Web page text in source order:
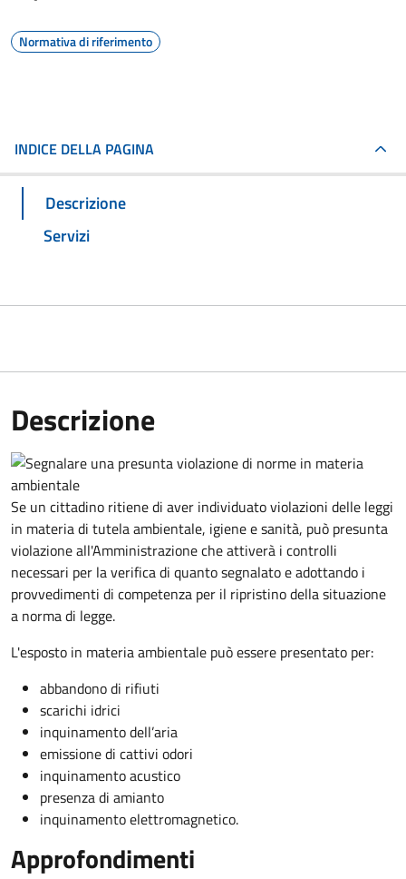
Normativa di riferimento
INDICE DELLA PAGINA
Descrizione
Servizi
Descrizione
Se un cittadino ritiene di aver individuato violazioni delle leggi
in materia di tutela ambientale, igiene e sanità, può presunta
violazione all'Amministrazione che attiverà i controlli
necessari per la verifica di quanto segnalato e adottando i
provvedimenti di competenza per il ripristino della situazione
a norma di legge.
L'esposto in materia ambientale può essere presentato per:
abbandono di rifiuti
scarichi idrici
inquinamento dell’aria
emissione di cattivi odori
inquinamento acustico
presenza di amianto
inquinamento elettromagnetico.
Approfondimenti